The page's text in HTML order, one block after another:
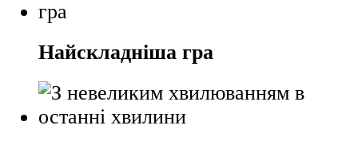
Найскладніша гра